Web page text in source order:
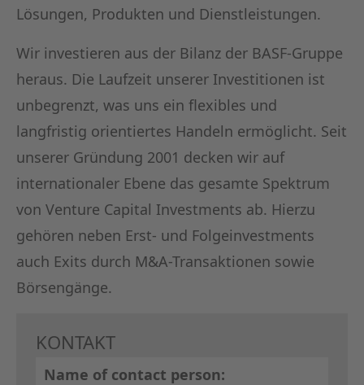
Lösungen, Produkten und Dienstleistungen.
Wir investieren aus der Bilanz der BASF-Gruppe
heraus. Die Laufzeit unserer Investitionen ist
unbegrenzt, was uns ein flexibles und
langfristig orientiertes Handeln ermöglicht. Seit
unserer Gründung 2001 decken wir auf
internationaler Ebene das gesamte Spektrum
von Venture Capital Investments ab. Hierzu
gehören neben Erst- und Folgeinvestments
auch Exits durch M&A-Transaktionen sowie
Börsengänge.
KONTAKT
Name of contact person: